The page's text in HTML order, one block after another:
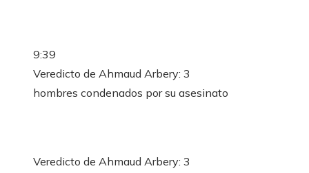
9:39
Veredicto de Ahmaud Arbery: 3
hombres condenados por su asesinato
Veredicto de Ahmaud Arbery: 3